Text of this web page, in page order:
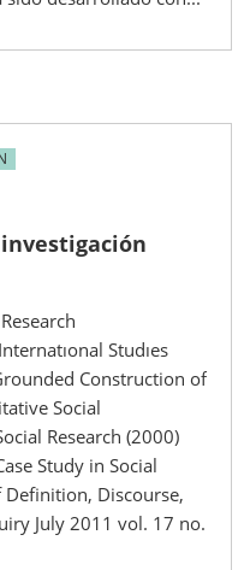
Studıes
Construction of
Social
Research (2000)
Study in Social
Definition, Discourse,
July 2011 vol. 17 no.